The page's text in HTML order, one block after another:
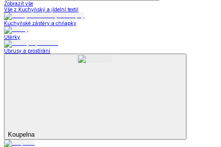
Zobrazit vše
Vše z Kuchyňský a jídelní textil
Kuchyňské zástěry a chňapky
Utěrky
Ubrusy a prostírání
Koupelna